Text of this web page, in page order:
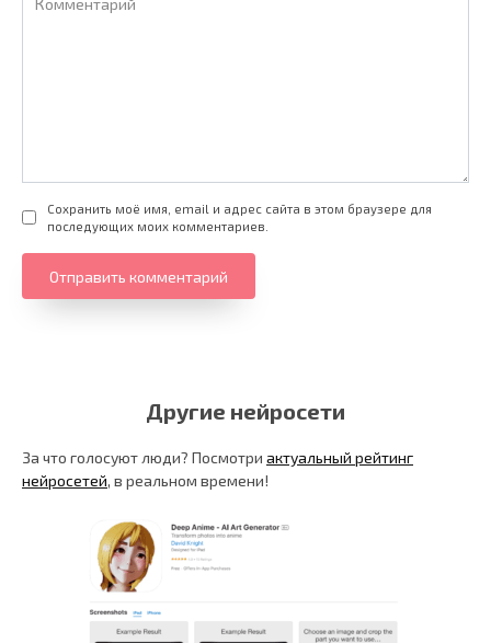
Сохранить моё имя, email и адрес сайта в этом браузере для
последующих моих комментариев.
Другие нейросети
За что голосуют люди? Посмотри актуальный рейтинг
нейросетей, в реальном времени!